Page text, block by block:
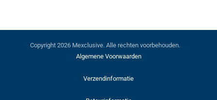
Copyright 2026 Mexclusive. Alle rechten voorbehouden.
Algemene Voorwaarden
Verzendinformatie